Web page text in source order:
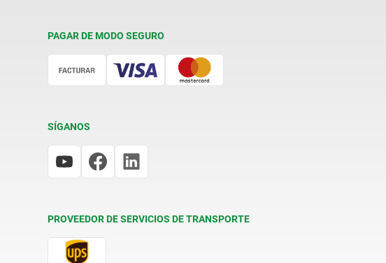
PAGAR DE MODO SEGURO
SÍGANOS
PROVEEDOR DE SERVICIOS DE TRANSPORTE